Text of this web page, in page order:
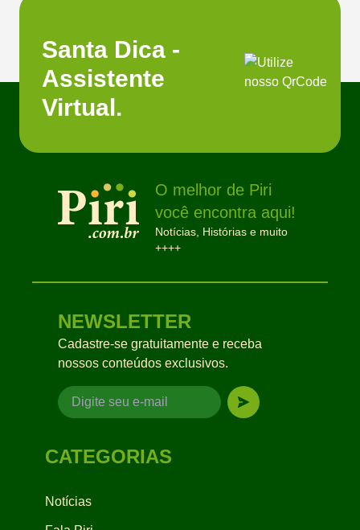
Santa Dica -
Assistente
Virtual.
O melhor de Piri
você encontra aqui!
Notícias, Histórias e muito
++++
NEWSLETTER
Cadastre-se gratuitamente e receba
nossos conteúdos exclusivos.
CATEGORIAS
Notícias